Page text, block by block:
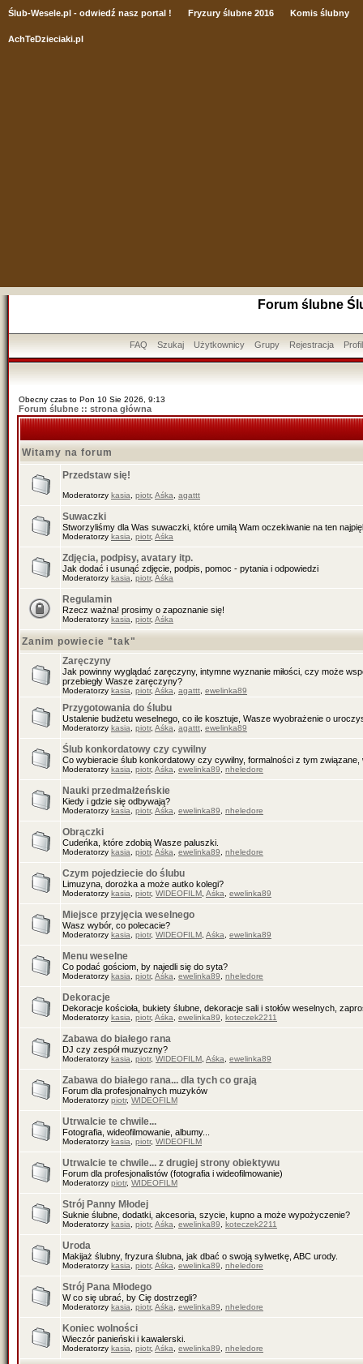
Ślub-Wesele.pl - odwiedź nasz portal ! Fryzury ślubne 2016 Komis ślubny
AchTeDzieciaki.pl
Forum ślubne
FAQ Szukaj Użytkownicy Grupy Rejestracja Profil
Obecny czas to Pon 10 Sie 2026, 9:13
Forum ślubne :: strona główna
Witamy na forum
Przedstaw się!
Moderatorzy kasia piotr, Aśka agattt
Suwaczki
Stworzyliśmy dla Was suwaczki, które umilą Wam oczekiwanie na ten
Moderatorzy kasia piotr, Aśka
Zdjęcia, podpisy, avatary itp.
Jak dodać i usunąć zdjęcie, podpis, pomoc - pytania i odpowiedzi
Moderatorzy kasia piotr, Aśka
Regulamin
Rzecz ważna! prosimy o zapoznanie się!
Moderatorzy kasia piotr, Aśka
Zanim powiecie "tak"
Zaręczyny
Jak powinny wyglądać zaręczyny, intymne wyznanie miłości, czy może
przebiegły Wasze zaręczyny?
Moderatorzy kasia piotr, Aśka agattt ewelinka89
Przygotowania do ślubu
Ustalenie budżetu weselnego, co ile kosztuje, Wasze wyobrażenie o
Moderatorzy kasia piotr, Aśka agattt ewelinka89
Ślub konkordatowy czy cywilny
Co wybieracie ślub konkordatowy czy cywilny, formalności z tym związane,
Moderatorzy kasia piotr, Aśka ewelinka89 nheledore
Nauki przedmałżeńskie
Kiedy i gdzie się odbywają?
Moderatorzy kasia piotr, Aśka ewelinka89 nheledore
Obrączki
Cudeńka, które zdobią Wasze paluszki.
Moderatorzy kasia piotr, Aśka ewelinka89 nheledore
Czym pojedziecie do ślubu
Limuzyna, dorożka a może autko kolegi?
Moderatorzy kasia piotr, WIDEOFILM Aśka ewelinka89
Miejsce przyjęcia weselnego
Wasz wybór, co polecacie?
Moderatorzy kasia piotr, WIDEOFILM Aśka ewelinka89
Menu weselne
Co podać gościom, by najedli się do syta?
Moderatorzy kasia piotr, Aśka ewelinka89 nheledore
Dekoracje
Dekoracje kościoła, bukiety ślubne, dekoracje sali i stołów weselnych,
Moderatorzy kasia piotr, Aśka ewelinka89 koteczek2211
Zabawa do białego rana
DJ czy zespół muzyczny?
Moderatorzy kasia piotr, WIDEOFILM Aśka ewelinka89
Zabawa do białego rana... dla tych co grają
Forum dla profesjonalnych muzyków
Moderatorzy piotr, WIDEOFILM
Utrwalcie te chwile...
Fotografia, wideofilmowanie, albumy...
Moderatorzy kasia piotr, WIDEOFILM
Utrwalcie te chwile... z drugiej strony obiektywu
Forum dla profesjonalistów (fotografia i wideofilmowanie)
Moderatorzy piotr, WIDEOFILM
Strój Panny Młodej
Suknie ślubne, dodatki, akcesoria, szycie, kupno a może wypożyczenie?
Moderatorzy kasia piotr, Aśka ewelinka89 koteczek2211
Uroda
Makijaż ślubny, fryzura ślubna, jak dbać o swoją sylwetkę, ABC urody.
Moderatorzy kasia piotr, Aśka ewelinka89 nheledore
Strój Pana Młodego
W co się ubrać, by Cię dostrzegli?
Moderatorzy kasia piotr, Aśka ewelinka89 nheledore
Koniec wolności
Wieczór panieński i kawalerski.
Moderatorzy kasia piotr, Aśka ewelinka89 nheledore